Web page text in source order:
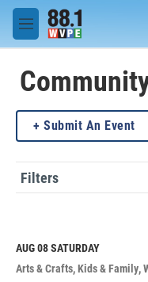
Skip to main content
M
e
u
Submit An Event
Filters
AUG 08SATURDAY
Arts & Crafts Kids & Family